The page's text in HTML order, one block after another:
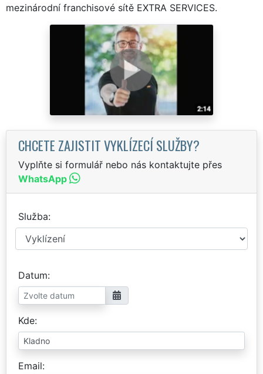
mezinárodní franchisové sítě EXTRA SERVICES.
CHCETE ZAJISTIT VYKLÍZECÍ SLUŽBY?
Vyplňte si formulář nebo nás kontaktujte přes
WhatsApp
Služba
Datum
Kde
Email